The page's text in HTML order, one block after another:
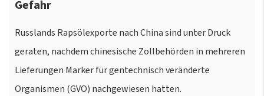
Gefahr
Russlands Rapsölexporte nach China sind unter Druck
geraten, nachdem chinesische Zollbehörden in mehreren
Lieferungen Marker für gentechnisch veränderte
Organismen (GVO) nachgewiesen hatten.